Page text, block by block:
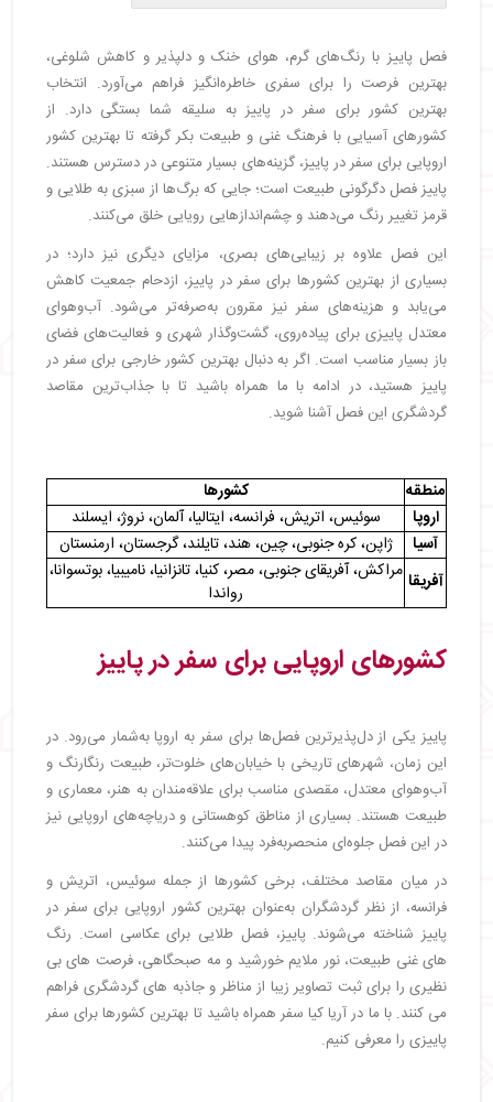
・کشورهای اروپایی برای سفر در پاییز
سوئیس
・ جاهای دیدنی سوئیس در پاییز
・فستیوال‌های پاییزی سوئیس 2025
・
اتریش
・ جاهیا دیدنی اتریش در پاییز
・فستیوال‌های پاییزی اتریش 2025
・ فرانسه
・فستیوال‌های پاییزی فرانسه 2025
・ فنلاند
・جاهای دیدنی پاییزی فنلاند
・فستیوال‌های پاییزی فنلاند ۲۰۲۵
・
・جاهای دیدنی پاییزی نروژ
فستیوال‌های پاییزی نروژ 2025
・جاهای دیدنی پاییزی ایسلند
・فستیوال‌های پاییزی ایسلند 2025
・ایتالیا
・جاهای دیدنی پاییزی ایتالیا
・فستیوال‌های پاییزی ایتالیا 2025
・
جاهای دیدنی پاییزی آلمان
・فستیوال‌های پاییزی آلمان 2025
・ ژاپن
・ جاهای دیدنی پاییزی ژاپن
・فستیوال‌های پاییزی ژاپن 2025
・ کره جنوبی
・جاهای دیدنی پاییزی کره جنوبی
فستیوال‌های پاییزی کره جنوبی 2025
・ چین
・ جاهای دیدنی پاییزی چین
・ فستیوال‌های پاییزی چین 2025
・ هند
・ فستیوال‌های پاییزی هند 2025
・ تایلند
فصل پاییز با رنگ‌های گرم، هوای خنک و دلپذیر و کاهش شلوغی،
بهترین فرصت را برای سفری خاطره‌انگیز فراهم می‌آورد. انتخاب
بهترین کشور برای سفر در پاییز به سلیقه‌ شما بستگی دارد. از
کشورهای آسیایی با فرهنگ غنی و طبیعت بکر گرفته تا بهترین کشور
اروپایی برای سفر در پاییز، گزینه‌های بسیار متنوعی در دسترس هستند.
پاییز فصل دگرگونی طبیعت است؛ جایی که برگ‌ها از سبزی به طلایی و
قرمز تغییر رنگ می‌دهند و چشم‌اندازهایی رویایی خلق می‌کنند.
این فصل علاوه بر زیبایی‌های بصری، مزایای دیگری نیز دارد؛ در
بسیاری از بهترین کشورها برای سفر در پاییز، ازدحام جمعیت کاهش
می‌یابد و هزینه‌های سفر نیز مقرون به‌صرفه‌تر می‌شود. آب‌وهوای
معتدل پاییزی برای پیاده‌روی، گشت‌وگذار شهری و فعالیت‌های فضای
باز بسیار مناسب است. اگر به دنبال بهترین کشور خارجی برای سفر در
پاییز هستید، در ادامه با ما همراه باشید تا با جذاب‌ترین مقاصد
گردشگری این فصل آشنا شوید.
منطقه
کشورها
اروپا
سوئیس، اتریش، فرانسه، ایتالیا، آلمان، نروژ، ایسلند
آسیا
ژاپن، کره جنوبی، چین، هند، تایلند، گرجستان، ارمنستان
آفریقا مراکش، آفریقای جنوبی، مصر، کنیا، تانزانیا، نامیبیا، بوتسوانا،
رواندا
کشورهای اروپایی برای سفر در پاییز
پاییز یکی از دل‌پذیرترین فصل‌ها برای سفر به اروپا به‌شمار می‌رود. در
این زمان، شهرهای تاریخی با خیابان‌های خلوت‌تر، طبیعت رنگارنگ و
آب‌وهوای معتدل، مقصدی مناسب برای علاقه‌مندان به هنر، معماری و
طبیعت هستند. بسیاری از مناطق کوهستانی و دریاچه‌های اروپایی نیز
در این فصل جلوه‌ای منحصربه‌فرد پیدا می‌کنند.
در میان مقاصد مختلف، برخی کشورها از جمله سوئیس، اتریش و
فرانسه، از نظر گردشگران به‌عنوان بهترین کشور اروپایی برای سفر در
پاییز شناخته می‌شوند. پاییز، فصل طلایی برای عکاسی است. رنگ
های غنی طبیعت، نور ملایم خورشید و مه صبحگاهی، فرصت های بی
نظیری را برای ثبت تصاویر زیبا از مناظر و جاذبه های گردشگری فراهم
می کنند. با ما در آریا کیا سفر همراه باشید تا بهترین کشورها برای سفر
پاییزی را معرفی کنیم.